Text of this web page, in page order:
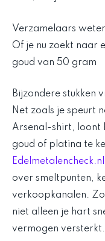
Verzamelaars
Of je nu zoekt naar
goud van 50 gram
Bijzondere stukken
Net zoals je speurt
Arsenal-shirt, loont
goud of platina te
Edelmetalencheck.nl
over smeltpunten,
verkoopkanalen.
niet alleen je hart
vermogen versterkt.